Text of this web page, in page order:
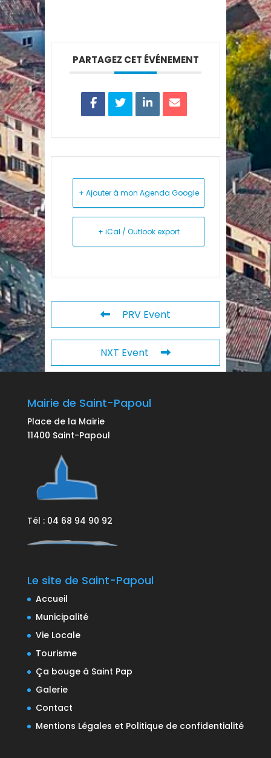
PARTAGEZ CET ÉVÉNEMENT
+ Ajouter à mon Agenda Google
+ iCal / Outlook export
PRV Event
NXT Event
Mairie de Saint-Papoul
Place de la Mairie
11400 Saint-Papoul
Tél : 04 68 94 90 92
Le site de Saint-Papoul
Accueil
Municipalité
Vie Locale
Tourisme
Ça bouge à Saint Pap
Galerie
Contact
Mentions Légales et Politique de confidentialité